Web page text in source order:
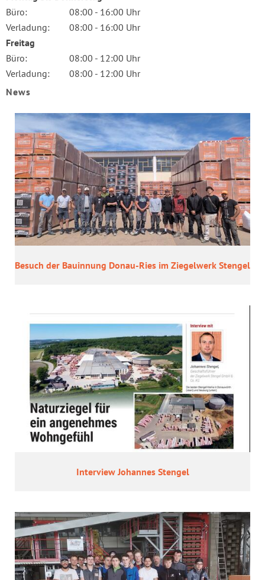
Büro:
08:00 - 16:00 Uhr
Verladung:
08:00 - 16:00 Uhr
Freitag
Büro:
08:00 - 12:00 Uhr
Verladung:
08:00 - 12:00 Uhr
News
Be­such der Bau­in­nung Donau-​Ries im Zie­gel­werk Sten­gel
In­ter­view Jo­han­nes Sten­gel